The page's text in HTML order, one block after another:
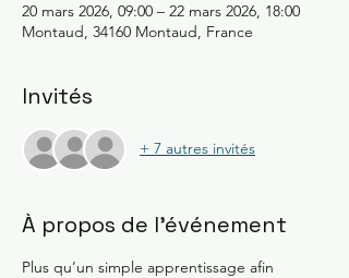
20 mars 2026, 09:00 – 22 mars 2026, 18:00
Montaud, 34160 Montaud, France
Invités
+ 7 autres invités
À propos de l'événement
Plus qu’un simple apprentissage afin